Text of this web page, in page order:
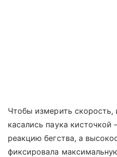
Чтобы измерить скорость,
касались паука
реакцию бегства, а
фиксировала